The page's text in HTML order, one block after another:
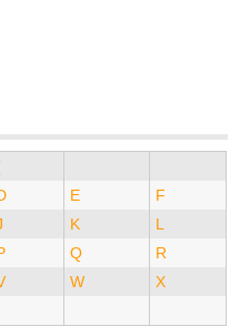
E
F
K
L
Q
R
W
X